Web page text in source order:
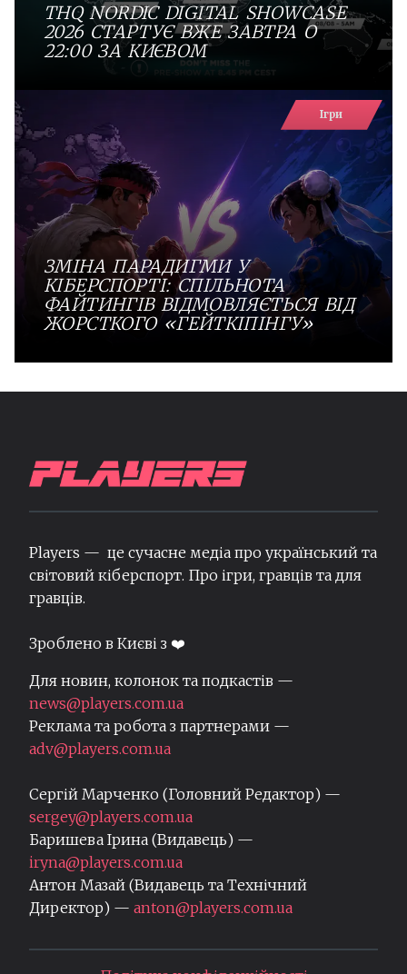
THQ NORDIC DIGITAL SHOWCASE
2026 СТАРТУЄ ВЖЕ ЗАВТРА О
22:00 ЗА КИЄВОМ
Ігри
ЗМІНА ПАРАДИГМИ У
КІБЕРСПОРТІ: СПІЛЬНОТА
ФАЙТИНГІВ ВІДМОВЛЯЄТЬСЯ ВІД
ЖОРСТКОГО «ГЕЙТКІПІНГУ»
Players — це сучасне медіа про український та
світовий кіберспорт. Про ігри, гравців та для
гравців.
Зроблено в Києві з ❤️
Для новин, колонок та подкастів —
news@players.com.ua
Реклама та робота з партнерами —
adv@players.com.ua
Сергій Марченко (Головний Редактор) —
sergey@players.com.ua
Баришева Ірина (Видавець) —
iryna@players.com.ua
Антон Мазай (Видавець та Технічний
Директор) — anton@players.com.ua